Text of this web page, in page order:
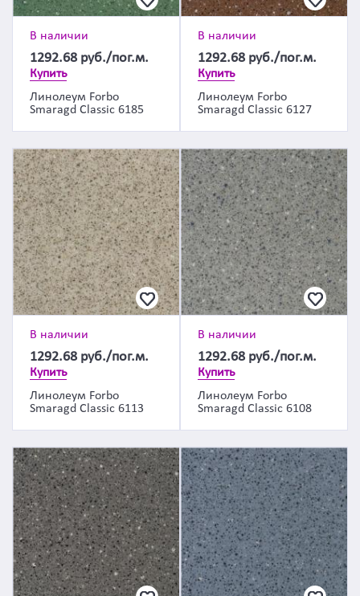
В наличии
1292.68 руб./пог.м.
Купить
Линолеум Forbo
Smaragd Classic 6185
В наличии
1292.68 руб./пог.м.
Купить
Линолеум Forbo
Smaragd Classic 6127
В наличии
1292.68 руб./пог.м.
Купить
Линолеум Forbo
Smaragd Classic 6113
В наличии
1292.68 руб./пог.м.
Купить
Линолеум Forbo
Smaragd Classic 6108